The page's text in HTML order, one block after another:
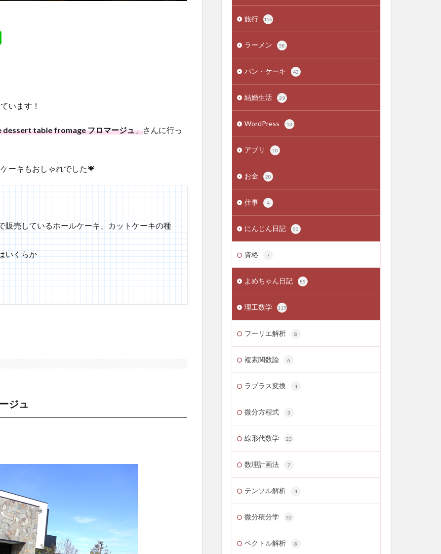
います！
dessert table fromage フロマージュ」さんに行っ
ーキもおしゃれでした💗
販売しているホールケーキ、カットケーキの種
いくらか
ジュ
旅行 156
ラーメン 58
パン・ケーキ 43
結婚生活 29
WordPress 13
アプリ 10
お金 20
仕事 4
にんじん日記 50
資格 7
よめちゃん日記 85
理工数学 119
フーリエ解析 8
複素関数論 6
ラプラス変換 4
微分方程式 3
線形代数学 23
数理計画法 7
テンソル解析 4
微分積分学 32
ベクトル解析 8